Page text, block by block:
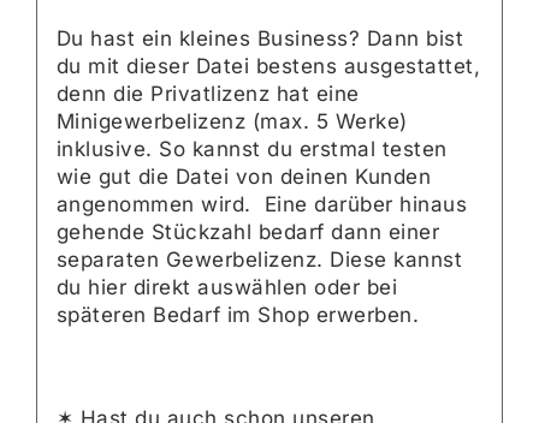
Du hast ein kleines Business? Dann bist
du mit dieser Datei bestens ausgestattet,
denn die Privatlizenz hat eine
Minigewerbelizenz (max. 5 Werke)
inklusive. So kannst du erstmal testen
wie gut die Datei von deinen Kunden
angenommen wird. Eine darüber hinaus
gehende Stückzahl bedarf dann einer
separaten Gewerbelizenz. Diese kannst
du hier direkt auswählen oder bei
späteren Bedarf im Shop erwerben.